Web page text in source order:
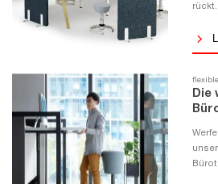
rückt.
Die